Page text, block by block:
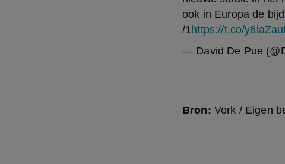
ook in Europa de
/1 https://t.co/
— David De Pue
Bron: Vork / Eigen